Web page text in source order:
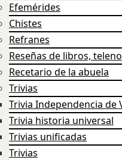
Efemérides
Chistes
Refranes
Reseñas de libros,
Recetario de la abuela
Trivias
Trivia Independencia de
Trivia historia universal
Trivias unificadas
Trivias